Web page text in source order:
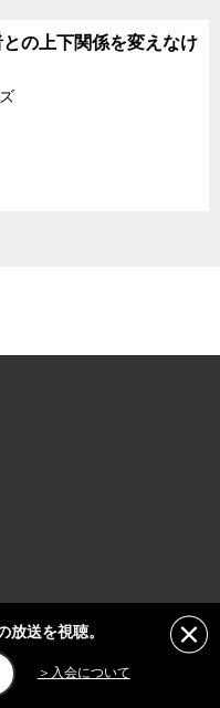
の上下関係を変えなけ
動画などは日本の著作権法や国
諾を得ずに転載や再利用するこ
放送を視聴。
＞入会について